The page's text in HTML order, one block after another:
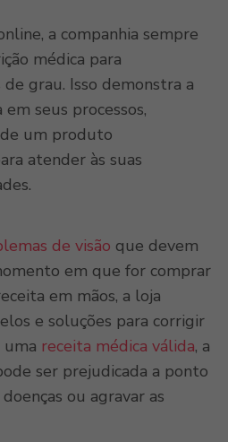
a companhia sempre
médica para
grau. Isso demonstra a
seus processos,
um produto
atender às suas
de visão que devem
em que for comprar
em mãos, a loja
e soluções para corrigir
uma receita médica válida, a
ser prejudicada a ponto
ou agravar as